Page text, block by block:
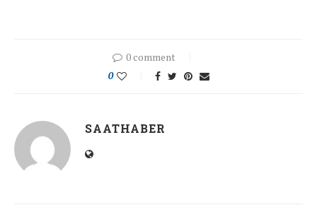
0 comment
0
SAATHABER